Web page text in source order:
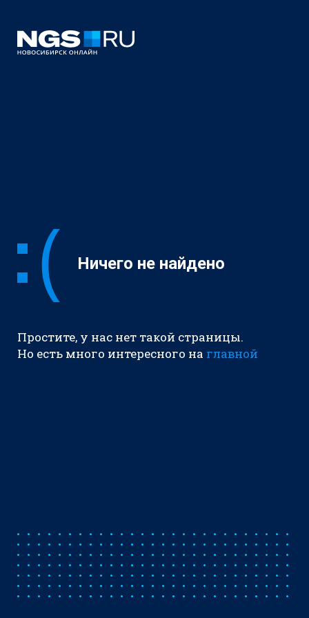
Ничего не найдено
Простите, у нас нет такой страницы.
Но есть много интересного на главной